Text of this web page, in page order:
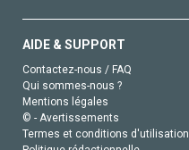
AIDE & SUPPORT
Contactez-nous / FAQ
Qui sommes-nous ?
Mentions légales
© - Avertissements
Termes et conditions d'utilisation